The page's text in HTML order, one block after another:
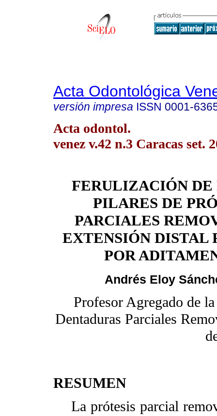
Acta Odontológica
versión impresa ISSN 0001-
Acta odontol.
venez v.42 n.3 Caracas set.
FERULIZACIÓN DE
PILARES DE
PARCIALES
EXTENSIÓN DISTAL
POR
Andrés Eloy
Profesor Agregado de
Dentaduras Parciales
RESUMEN
La prótesis parcial